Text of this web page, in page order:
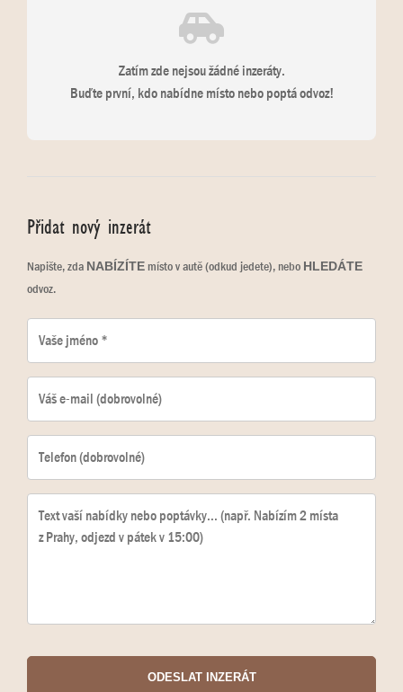
Zatím zde nejsou žádné inzeráty.
Buďte první, kdo nabídne místo nebo poptá odvoz!
Přidat nový inzerát
Napište, zda NABÍZÍTEmísto v autě (odkud jedete), nebo HLEDÁTE
odvoz.
ODESLAT INZERÁT